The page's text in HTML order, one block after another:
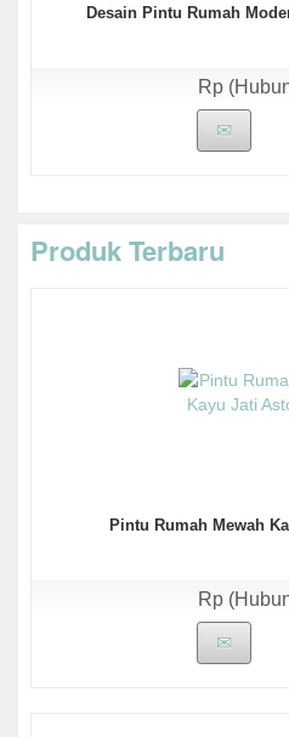
Desain Pintu Rumah
Rp
Produk Terbaru
Pintu Rumah Mewah
Rp